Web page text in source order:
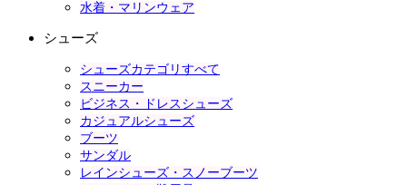
水着・マリンウェア
シューズ
シューズカテゴリすべて
スニーカー
ビジネス・ドレスシューズ
カジュアルシューズ
ブーツ
サンダル
レインシューズ・スノーブーツ